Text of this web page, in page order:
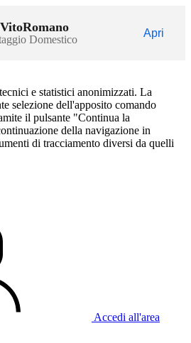
Domestico
Apri
e statistici anonimizzati. La
selezione dell'apposito comando
il pulsante "Continua la
della navigazione in
di tracciamento diversi da quelli
Accedi all'area